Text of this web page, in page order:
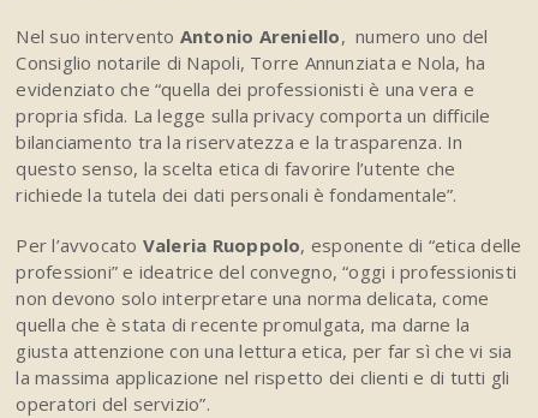
Nel suo intervento Antonio Areniello, numero uno del
Consiglio notarile di Napoli, Torre Annunziata e Nola, ha
evidenziato che “quella dei professionisti è una vera e
propria sfida. La legge sulla privacy comporta un difficile
bilanciamento tra la riservatezza e la trasparenza. In
questo senso, la scelta etica di favorire l’utente che
richiede la tutela dei dati personali è fondamentale”.
Per l’avvocato Valeria Ruoppolo, esponente di “etica delle
professioni” e ideatrice del convegno, “oggi i professionisti
non devono solo interpretare una norma delicata, come
quella che è stata di recente promulgata, ma darne la
giusta attenzione con una lettura etica, per far sì che vi sia
la massima applicazione nel rispetto dei clienti e di tutti gli
operatori del servizio”.